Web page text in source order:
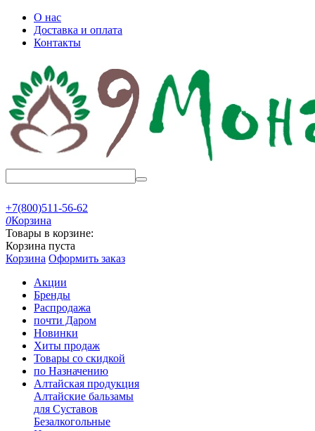
О нас
Доставка и оплата
Контакты
+7(800)511-56-62
0Корзина
Товары в корзине:
Корзина пуста
Корзина Оформить заказ
Акции
Бренды
Распродажа
почти Даром
Новинки
Хиты продаж
Товары со скидкой
по Назначению
Алтайская продукция
Алтайские бальзамы
для Суставов
Безалкогольные